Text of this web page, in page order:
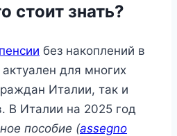
стоит знать?
пенсии без накоплений в
для многих
Италии, так и
В Италии на 2025 год
пособие (assegno